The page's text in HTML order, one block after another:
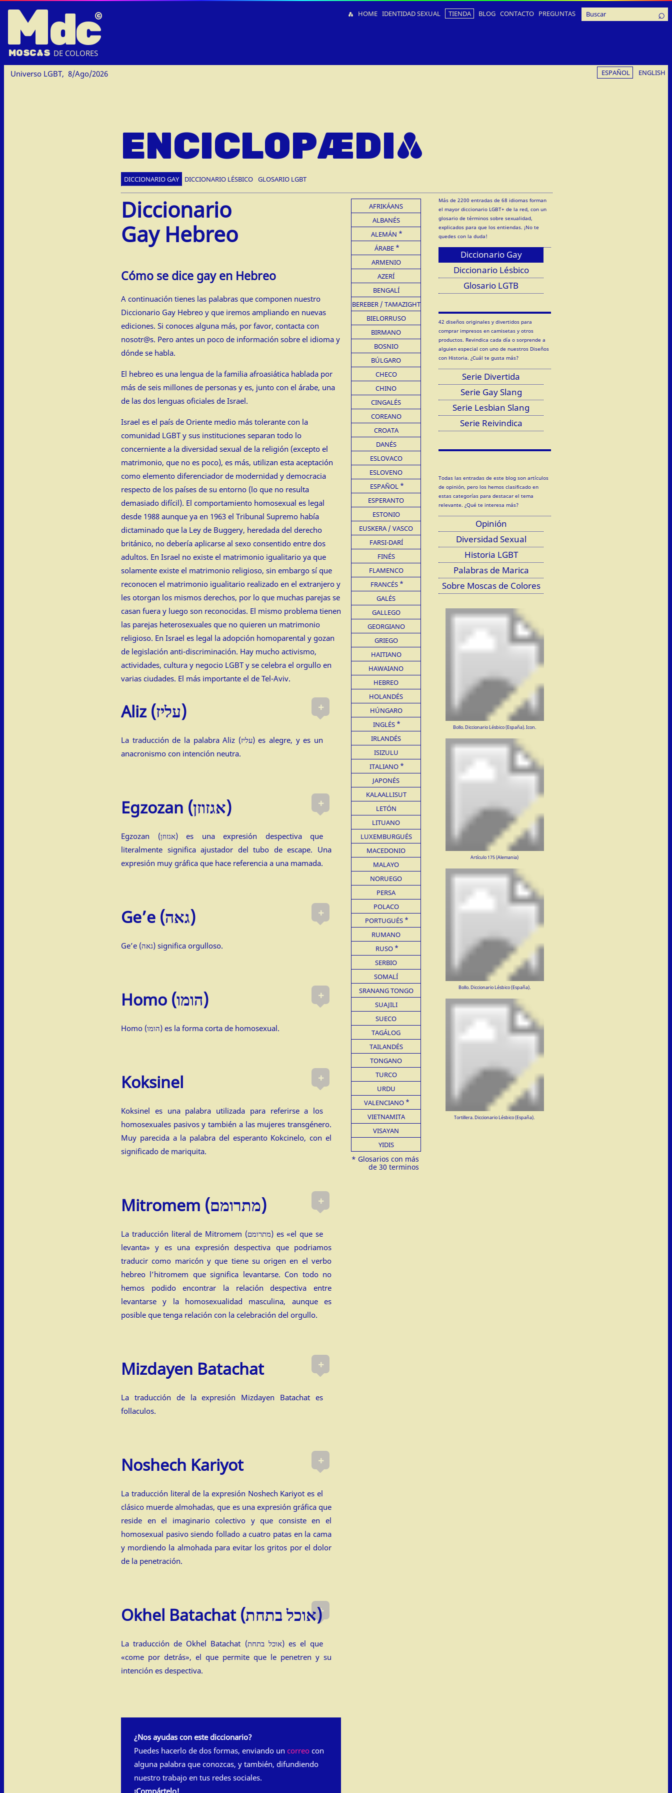
Mdc
MOSCAS DE COLORES
HOME IDENTIDAD SEXUAL TIENDA BLOG CONTACTO PREGUNTAS
Universo LGBT, 8/Ago/2026 ESPAÑOL ENGLISH
ENCICLOPÆDIA
DICCIONARIO GAY DICCIONARIO LÉSBICO GLOSARIO LGBT
Diccionario
Gay Hebreo
Cómo se dice gay en Hebreo
A continuación tienes las palabras que componen nuestro
Diccionario Gay Hebreo y que iremos ampliando en nuevas
ediciones. Si conoces alguna más, por favor, contacta con
nosotr@s. Pero antes un poco de información sobre el idioma y
dónde se habla.
El hebreo es una lengua de la familia afroasiática hablada por
más de seis millones de personas y es, junto con el árabe, una
de las dos lenguas oficiales de Israel.
Israel es el país de Oriente medio más tolerante con la
comunidad LGBT y sus instituciones separan todo lo
concerniente a la diversidad sexual de la religión (excepto el
matrimonio, que no es poco), es más, utilizan esta aceptación
como elemento diferenciador de modernidad y democracia
respecto de los países de su entorno (lo que no resulta
demasiado difícil). El comportamiento homosexual es legal
desde 1988 aunque ya en 1963 el Tribunal Supremo había
dictaminado que la Ley de Buggery, heredada del derecho
británico, no debería aplicarse al sexo consentido entre dos
adultos. En Israel no existe el matrimonio igualitario ya que
solamente existe el matrimonio religioso, sin embargo sí que
reconocen el matrimonio igualitario realizado en el extranjero y
les otorgan los mismos derechos, por lo que muchas parejas se
casan fuera y luego son reconocidas. El mismo problema tienen
las parejas heterosexuales que no quieren un matrimonio
religioso. En Israel es legal la adopción homoparental y gozan
de legislación anti-discriminación. Hay mucho activismo,
actividades, cultura y negocio LGBT y se celebra el orgullo en
varias ciudades. El más importante el de Tel-Aviv.
+ Aliz (עליז)
La traducción de la palabra Aliz (עליז) es alegre, y es un
anacronismo con intención neutra.
+ Egzozan (אגזוזן)
Egzozan (אגזוזן) es una expresión despectiva que
literalmente significa ajustador del tubo de escape. Una
expresión muy gráfica que hace referencia a una mamada.
+ Ge’e (גאה)
Ge’e (גאה) significa orgulloso.
+ Homo (הומו)
Homo (הומו) es la forma corta de homosexual.
+
Koksinel
Koksinel es una palabra utilizada para referirse a los
homosexuales pasivos y también a las mujeres transgénero.
Muy parecida a la palabra del esperanto Kokcinelo, con el
significado de mariquita.
+ Mitromem (מתרומם)
La traducción literal de Mitromem (מתרומם) es «el que se
levanta» y es una expresión despectiva que podriamos
traducir como maricón y que tiene su origen en el verbo
hebreo l’hitromem que significa levantarse. Con todo no
hemos podido encontrar la relación despectiva entre
levantarse y la homosexualidad masculina, aunque es
posible que tenga relación con la celebración del orgullo.
+
Mizdayen Batachat
La traducción de la expresión Mizdayen Batachat es
follaculos.
+
Noshech Kariyot
La traducción literal de la expresión Noshech Kariyot es el
clásico muerde almohadas, que es una expresión gráfica que
reside en el imaginario colectivo y que consiste en el
homosexual pasivo siendo follado a cuatro patas en la cama
y mordiendo la almohada para evitar los gritos por el dolor
de la penetración.
+
Okhel Batachat (אוכל בתחת)
La traducción de Okhel Batachat (אוכל בתחת) es el que
«come por detrás», el que permite que le penetren y su
intención es despectiva.
¿Nos ayudas con este diccionario?
Puedes hacerlo de dos formas, enviando un correo con
alguna palabra que conozcas, y también, difundiendo
nuestro trabajo en tus redes sociales.
¡Compártelo!
Más de 2200 entradas de 68 idiomas forman
el mayor diccionario LGBT+ de la red, con un
glosario de términos sobre sexualidad,
explicados para que los entiendas. ¡No te
quedes con la duda!
Diccionario Gay
Diccionario Lésbico
Glosario LGTB
42 diseños originales y divertidos para
comprar impresos en camisetas y otros
productos. Revindica cada día o sorprende a
alguien especial con uno de nuestros Diseños
con Historia. ¿Cuál te gusta más?
Serie Divertida
Serie Gay Slang
Serie Lesbian Slang
Serie Reivindica
Todas las entradas de este blog son artículos
de opinión, pero los hemos clasificado en
estas categorías para destacar el tema
relevante. ¿Qué te interesa más?
Opinión
Diversidad Sexual
Historia LGBT
Palabras de Marica
Sobre Moscas de Colores
Bollo. Diccionario Lésbico (España). Icon.
Artículo 175 (Alemania)
Bollo. Diccionario Lésbico (España).
Tortillera. Diccionario Lésbico (España).
AFRIKÁANS
ALBANÉS
ALEMÁN
ÁRABE
ARMENIO
AZERÍ
BENGALÍ
BEREBER / TAMAZIGHT
BIELORRUSO
BIRMANO
BOSNIO
BÚLGARO
CHECO
CHINO
CINGALÉS
COREANO
CROATA
DANÉS
ESLOVACO
ESLOVENO
ESPAÑOL
ESPERANTO
ESTONIO
EUSKERA / VASCO
FARSI-DARÍ
FINÉS
FLAMENCO
FRANCÉS
GALÉS
GALLEGO
GEORGIANO
GRIEGO
HAITIANO
HAWAIANO
HEBREO
HOLANDÉS
HÚNGARO
INGLÉS
IRLANDÉS
ISIZULU
ITALIANO
JAPONÉS
KALAALLISUT
LETÓN
LITUANO
LUXEMBURGUÉS
MACEDONIO
MALAYO
NORUEGO
PERSA
POLACO
PORTUGUÉS
RUMANO
RUSO
SERBIO
SOMALÍ
SRANANG TONGO
SUAJILI
SUECO
TAGÁLOG
TAILANDÉS
TONGANO
TURCO
URDU
VALENCIANO
VIETNAMITA
VISAYAN
YIDIS